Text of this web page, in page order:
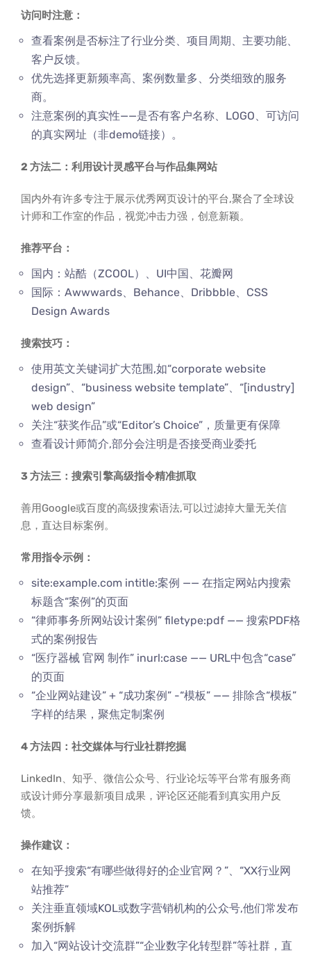
访问时注意：
查看案例是否标注了行业分类、项目周期、主要功能、
客户反馈。
优先选择更新频率高、案例数量多、分类细致的服务
商。
注意案例的真实性——是否有客户名称、LOGO、可访问
的真实网址（非demo链接）。
2 方法二：利用设计灵感平台与作品集网站
国内外有许多专注于展示优秀网页设计的平台,聚合了全球设
计师和工作室的作品，视觉冲击力强，创意新颖。
推荐平台：
国内：站酷（ZCOOL）、UI中国、花瓣网
国际：Awwwards、Behance、Dribbble、CSS
Design Awards
搜索技巧：
使用英文关键词扩大范围,如“corporate website
design”、“business website template”、“[industry]
web design”
关注“获奖作品”或“Editor’s Choice”，质量更有保障
查看设计师简介,部分会注明是否接受商业委托
3 方法三：搜索引擎高级指令精准抓取
善用Google或百度的高级搜索语法,可以过滤掉大量无关信
息，直达目标案例。
常用指令示例：
site:example.com intitle:案例 —— 在指定网站内搜索
标题含“案例”的页面
“律师事务所网站设计案例” filetype:pdf —— 搜索PDF格
式的案例报告
“医疗器械 官网 制作” inurl:case —— URL中包含“case”
的页面
“企业网站建设” + “成功案例” -“模板” —— 排除含“模板”
字样的结果，聚焦定制案例
4 方法四：社交媒体与行业社群挖掘
LinkedIn、知乎、微信公众号、行业论坛等平台常有服务商
或设计师分享最新项目成果，评论区还能看到真实用户反
馈。
操作建议：
在知乎搜索“有哪些做得好的企业官网？”、“XX行业网
站推荐”
关注垂直领域KOL或数字营销机构的公众号,他们常发布
案例拆解
加入“网站设计交流群”“企业数字化转型群”等社群，直